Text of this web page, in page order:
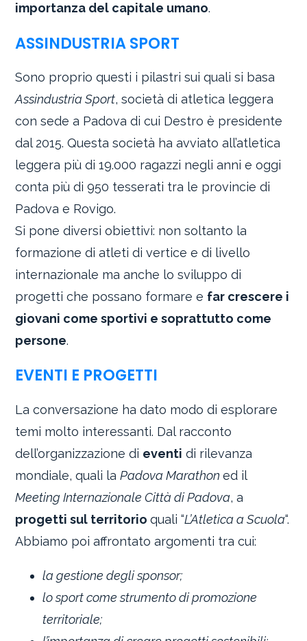
importanza del capitale umano.
ASSINDUSTRIA SPORT
Sono proprio questi i pilastri sui quali si basa
Assindustria Sport, società di atletica leggera
con sede a Padova di cui Destro è presidente
dal 2015. Questa società ha avviato all’atletica
leggera più di 19.000 ragazzi negli anni e oggi
conta più di 950 tesserati tra le provincie di
Padova e Rovigo.
Si pone diversi obiettivi: non soltanto la
formazione di atleti di vertice e di livello
internazionale ma anche lo sviluppo di
progetti che possano formare e far crescere i
giovani come sportivi e soprattutto come
persone.
EVENTI E PROGETTI
La conversazione ha dato modo di esplorare
temi molto interessanti. Dal racconto
dell’organizzazione di eventi di rilevanza
mondiale, quali laPadova Marathoned il
Meeting Internazionale Città di Padova, a
progetti sul territorioquali “L’Atletica a Scuola“.
Abbiamo poi affrontato argomenti tra cui:
la gestione degli sponsor;
lo sport come strumento di promozione
territoriale;